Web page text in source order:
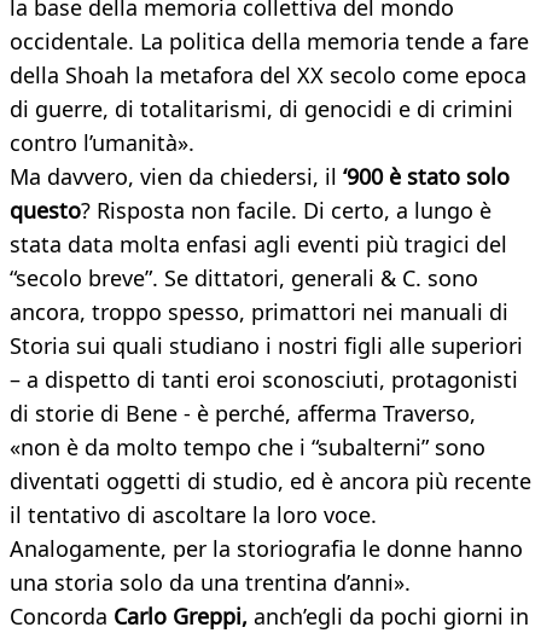
la base della memoria collettiva del mondo
occidentale. La politica della memoria tende a fare
della Shoah la metafora del XX secolo come epoca
di guerre, di totalitarismi, di genocidi e di crimini
contro l’umanità».
Ma davvero, vien da chiedersi, il ‘900 è stato solo
questo? Risposta non facile. Di certo, a lungo è
stata data molta enfasi agli eventi più tragici del
“secolo breve”. Se dittatori, generali & C. sono
ancora, troppo spesso, primattori nei manuali di
Storia sui quali studiano i nostri figli alle superiori
– a dispetto di tanti eroi sconosciuti, protagonisti
di storie di Bene - è perché, afferma Traverso,
«non è da molto tempo che i “subalterni” sono
diventati oggetti di studio, ed è ancora più recente
il tentativo di ascoltare la loro voce.
Analogamente, per la storiografia le donne hanno
una storia solo da una trentina d’anni».
Concorda Carlo Greppi, anch’egli da pochi giorni in